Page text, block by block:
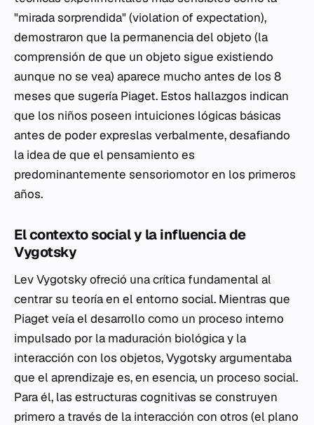
"mirada sorprendida" (violation of expectation),
demostraron que la permanencia del objeto (la
comprensión de que un objeto sigue existiendo
aunque no se vea) aparece mucho antes de los 8
meses que sugería Piaget. Estos hallazgos indican
que los niños poseen intuiciones lógicas básicas
antes de poder expreslas verbalmente, desafiando
la idea de que el pensamiento es
predominantemente sensoriomotor en los primeros
años.
El contexto social y la influencia de
Vygotsky
Lev Vygotsky ofreció una crítica fundamental al
centrar su teoría en el entorno social. Mientras que
Piaget veía el desarrollo como un proceso interno
impulsado por la maduración biológica y la
interacción con los objetos, Vygotsky argumentaba
que el aprendizaje es, en esencia, un proceso social.
Para él, las estructuras cognitivas se construyen
primero a través de la interacción con otros (el plano